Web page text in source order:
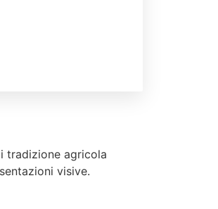
tradizione agricola
visive.